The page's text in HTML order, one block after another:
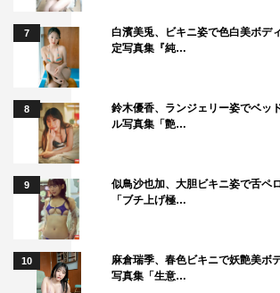
7
白濱美兎、ビキニ姿で色白美ボ
定写真集『純…
8
鈴木優香、ランジェリー姿でベ
ル写真集「艶…
9
似鳥沙也加、大胆ビキニ姿で舌
「ブチ上げ極…
10
麻倉瑞季、春色ビキニで妖艶美
写真集「生意…